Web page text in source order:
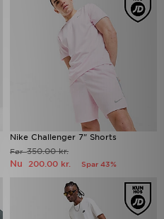
Nike Challenger 7" Shorts
Før350.00 kr.
Nu 200.00 kr. Spar 43%